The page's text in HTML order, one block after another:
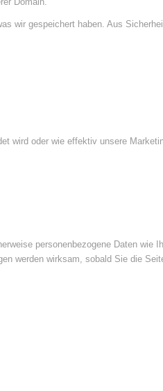
wir gespeichert haben. Aus
wird oder wie effektiv unsere
personenbezogene Daten wie
werden wirksam, sobald Sie die